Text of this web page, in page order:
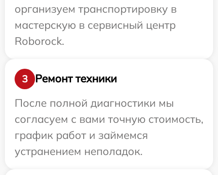
организуем транспортировку в
мастерскую в сервисный центр
Roborock.
3
Ремонт техники
После полной диагностики мы
согласуем с вами точную стоимость,
график работ и займемся
устранением неполадок.